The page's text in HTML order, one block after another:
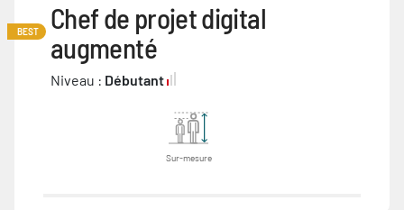
BEST
Chef de projet digital
augmenté
Niveau : Débutant
Sur-mesure